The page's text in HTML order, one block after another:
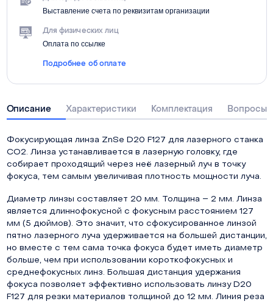
Выставление счета по реквизитам организации
Для физических лиц
Оплата по ссылке
Подробнее об оплате
Описание Характеристики Комплектация Вопросы
Фокусирующая линза ZnSe D20 F127 для лазерного станка
СО2. Линза устанавливается в лазерную головку, где
собирает проходящий через неё лазерный луч в точку
фокуса, тем самым увеличивая плотность мощности луча.
Диаметр линзы составляет 20 мм. Толщина – 2 мм. Линза
является длиннофокусной с фокусным расстоянием 127
мм (5 дюймов). Это значит, что сфокусированное линзой
пятно лазерного луча удерживается на большей дистанции,
но вместе с тем сама точка фокуса будет иметь диаметр
больше, чем при использовании короткофокусных и
среднефокусных линз. Большая дистанция удержания
фокуса позволяет эффективно использовать линзу D20
F127 для резки материалов толщиной до 12 мм. Линия реза